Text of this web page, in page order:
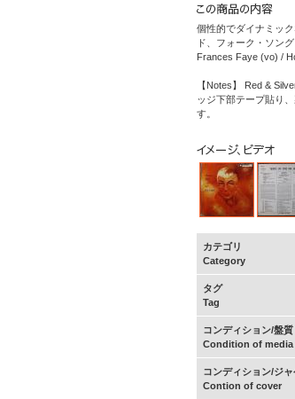
個性的でダイナミッ
ド、フォーク・ソン
Frances Faye (vo) /
【Notes】 Red &
ッジ下部テープ貼り
す。
カテゴリ
Category
タグ
Tag
コンディション/盤質
Condition of media
コンディション/ジャ
Contion of cover